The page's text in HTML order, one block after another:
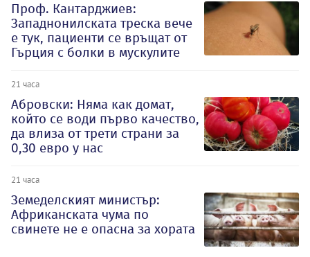
Проф. Кантарджиев:
Западнонилската треска вече
е тук, пациенти се връщат от
Гърция с болки в мускулите
21 часа
Абровски: Няма как домат,
който се води първо качество,
да влиза от трети страни за
0,30 евро у нас
21 часа
Земеделският министър:
Африканската чума по
свинете не е опасна за хората